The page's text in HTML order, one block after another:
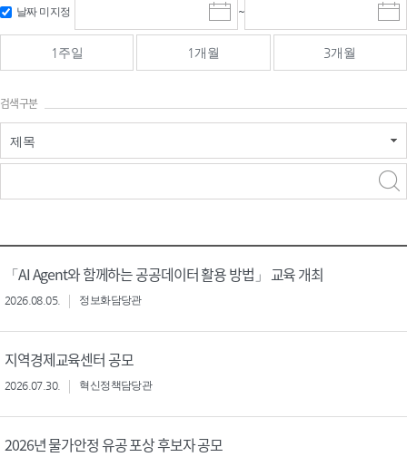
날짜 미지정
시
작
일
선
~
종
료
선
1주일 1개월 3개월
검색구분
제목
「AI Agent와 함께하는 공공데이터 활용 방법」 교육 개최
2026.08.05. 정보화담당관
지역경제교육센터 공모
2026.07.30. 혁신정책담당관
2026년 물가안정 유공 포상 후보자 공모